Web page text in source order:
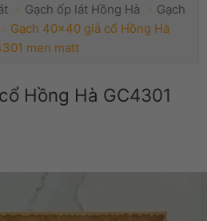
» Gạch ốp lát Hồng Hà » Gạch
» Gạch 40×40 giả cổ Hồng Hà
men matt
Hồng Hà GC4301